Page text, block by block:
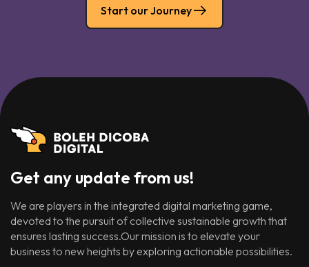
Start our Journey
Get any update from us!
We are players in the integrated digital marketing game,
devoted to the pursuit of collective sustainable growth that
ensures lasting success.Our mission is to elevate your
business to new heights by exploring actionable possibilities.